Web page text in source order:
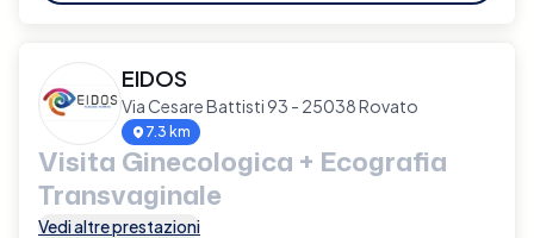
EIDOS
Via Cesare Battisti 93 - 25038 Rovato
7.3 km
Visita Ginecologica + Ecografia
Transvaginale
Vedi altre prestazioni